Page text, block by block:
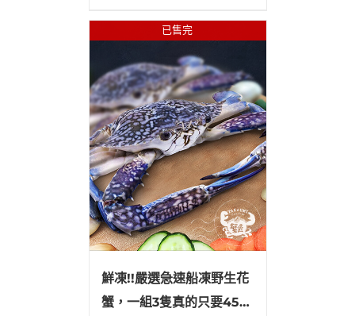
已售完
鮮凍!!嚴選急速船凍野生花
蟹，一組3隻真的只要450